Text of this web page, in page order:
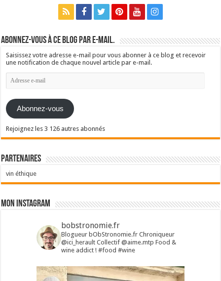
Abonnez-vous à ce blog par e-mail.
Saisissez votre adresse e-mail pour vous abonner à ce blog et recevoir
une notification de chaque nouvel article par e-mail.
Adresse
e-
Abonnez-vous
Rejoignez les 3 126 autres abonnés
Partenaires
vin éthique
Mon Instagram
bobstronomie.fr
Blogueur bObStronomie.fr Chroniqueur
@ici_heraultCollectif @aime.mtp Food &
wine addict !#food #wine